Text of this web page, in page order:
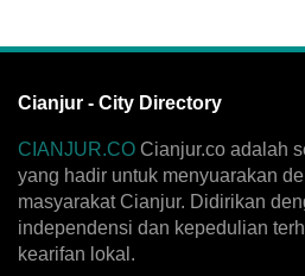
Cianjur - City Directory
CIANJUR.CO Cianjur.co adalah
yang hadir untuk menyuarakan
masyarakat Cianjur. Didirikan
independensi dan kepedulian
kearifan lokal.